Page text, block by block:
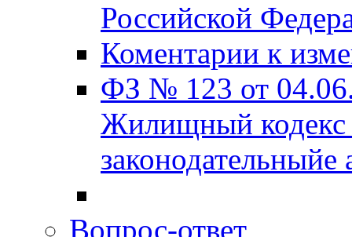
Российской
Коментарии к
ФЗ № 123 от
Жилищный кодекс
законодательныйе
Вопрос-ответ